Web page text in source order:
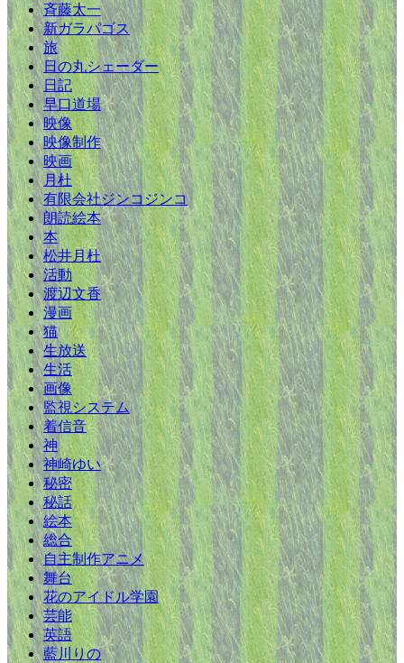
斉藤太一
新ガラパゴス
旅
日の丸シェーダー
日記
早口道場
映像
映像制作
映画
月杜
有限会社ジンコジンコ
朗読絵本
本
松井月杜
活動
渡辺文香
漫画
猫
生放送
生活
画像
監視システム
着信音
神
神崎ゆい
秘密
秘話
絵本
総合
自主制作アニメ
舞台
花のアイドル学園
芸能
英語
藍川りの